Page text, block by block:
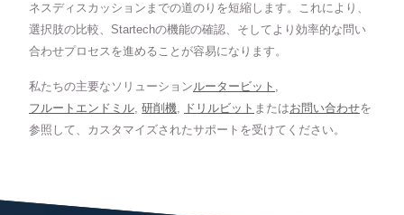
ネスディスカッションまでの道のりを短縮します。これにより、
選択肢の比較、Startechの機能の確認、そしてより効率的な問い
合わせプロセスを進めることが容易になります。
私たちの主要なソリューションルータービット ,
フルートエンドミル, 研削機, ドリルビット またはお問い合わせを
参照して、カスタマイズされたサポートを受けてください。